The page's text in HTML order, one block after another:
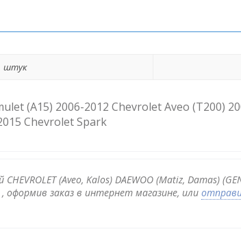
штук
(A15) 2006-2012 Chevrolet Aveo (T200)
Chevrolet Spark
(Aveo, Kalos) DAEWOO (Matiz, Damas)
оформив заказ в интернет магазине, или